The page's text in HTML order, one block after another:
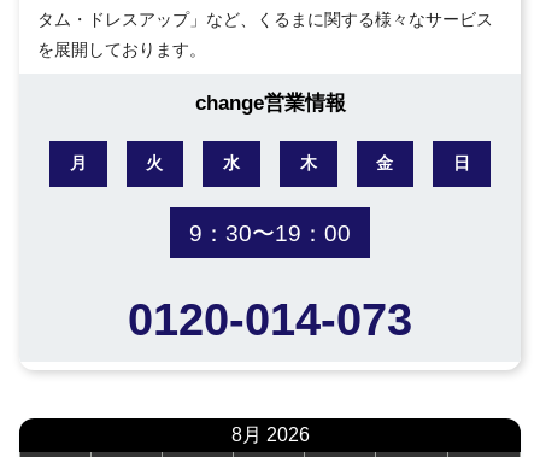
タム・ドレスアップ」など、くるまに関する様々なサービス
を展開しております。
change営業情報
月 火 水 木 金 日
9：30〜19：00
0120-014-073
8月 2026